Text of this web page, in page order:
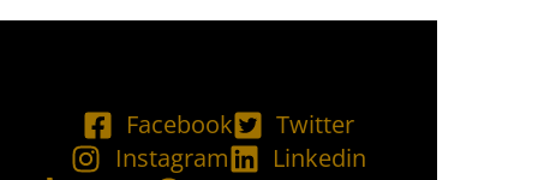
Facebook
Twitter
Instagram
Linkedin